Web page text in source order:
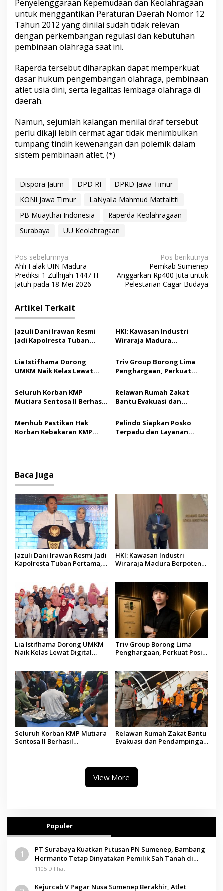
Penyelenggaraan Kepemudaan dan Keolahragaan
untuk menggantikan Peraturan Daerah Nomor 12
Tahun 2012 yang dinilai sudah tidak relevan
dengan perkembangan regulasi dan kebutuhan
pembinaan olahraga saat ini.
Raperda tersebut diharapkan dapat memperkuat
dasar hukum pengembangan olahraga, pembinaan
atlet usia dini, serta legalitas lembaga olahraga di
daerah.
Namun, sejumlah kalangan menilai draf tersebut
perlu dikaji lebih cermat agar tidak menimbulkan
tumpang tindih kewenangan dan polemik dalam
sistem pembinaan atlet. (*)
Dispora Jatim DPD RI
DPRD Jawa Timur
KONI Jawa Timur
LaNyalla Mahmud Mattalitti
PB Muaythai Indonesia
Raperda Keolahragaan
Surabaya
UU Keolahragaan
N
a
v
i
g
a
s
i
p
o
s
Pos sebelumnya
Ahli Falak UIN Madura
Prediksi 1 Zulhijah 1447 H
Jatuh pada 18 Mei 2026
Pos berikutnya
Pemkab Sumenep
Anggarkan Rp400 Juta untuk
Pelestarian Cagar Budaya
Artikel Terkait
Jazuli Dani Irawan Resmi
Jadi Kapolresta Tuban
Harkamtibmas
HKI: Kawasan Industri
Wiraraja Madura
Pertumbuhan Ekonomi
Baru
Lia Istifhama Dorong
UMKM Naik Kelas Lewat
Soroti Pemberdayaan
Difabel
Triv Group Borong Lima
Penghargaan, Perkuat
Aset Digital Terpercaya
Seluruh Korban KMP
Mutiara Sentosa II Berhasil
Audit Operator Kapal
Relawan Rumah Zakat
Bantu Evakuasi dan
Kebakaran KMP Mutiara
Sentosa II
Menhub Pastikan Hak
Korban Kebakaran KMP
Pelindo Siapkan Posko
Terpadu dan Layanan
Baca Juga
Jazuli Dani Irawan Resmi Jadi
Kapolresta Tuban Pertama,
HKI: Kawasan Industri
Wiraraja Madura Berpotensi
Lia Istifhama Dorong UMKM
Naik Kelas Lewat Digital
Triv Group Borong Lima
Penghargaan, Perkuat Posisi
Seluruh Korban KMP Mutiara
Sentosa II Berhasil
Relawan Rumah Zakat Bantu
Evakuasi dan Pendampingan
View More
Populer
1
PT Surabaya Kuatkan Putusan PN Sumenep, Bambang
Hermanto Tetap Dinyatakan Pemilik Sah Tanah di
Pamolokan
1105 Dilihat
Kejurcab V Pagar Nusa Sumenep Berakhir, Atlet